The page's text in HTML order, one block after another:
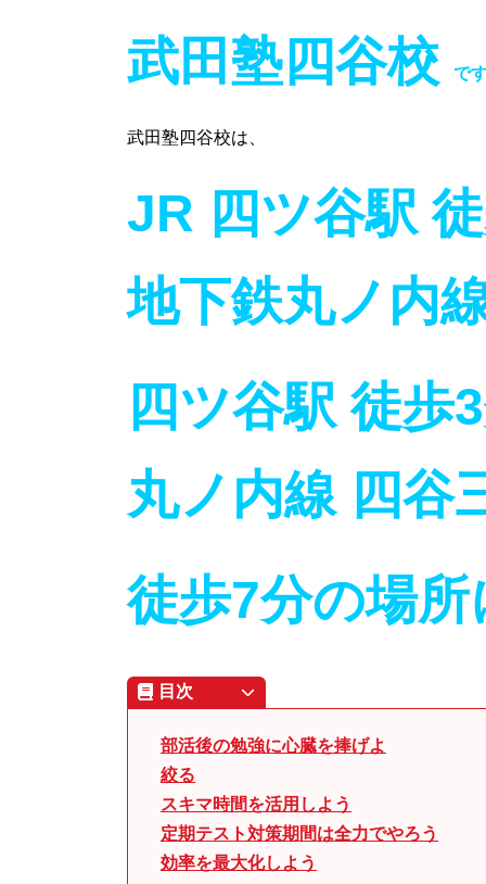
武田塾四谷校 で
武田塾四谷校は、
JR 四ツ谷駅
地下鉄丸ノ内
四ツ谷駅徒歩
丸ノ内線 四谷
徒歩7分の場
目次
部活後の勉強に心臓を捧げよ
絞る
スキマ時間を活用しよう
定期テスト対策期間は全力でやろう
効率を最大化しよう